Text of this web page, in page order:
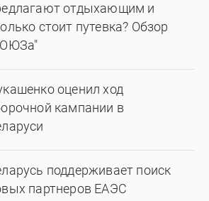
отдыхающим и
стоит путевка? Обзор
оценил ход
кампании в
поддерживает поиск
партнеров ЕАЭС